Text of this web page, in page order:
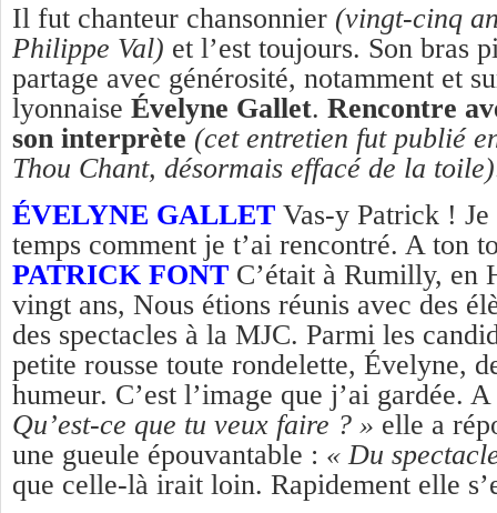
Il fut chanteur chansonnier (vingt-cinq
Philippe Val) et l’est toujours. Son bras
partage avec générosité, notamment et
lyonnaise Évelyne Gallet. Rencontre
son interprète (cet entretien fut publié
Thou Chant, désormais effacé de la toile)
ÉVELYNE GALLET Vas-y Patrick !
temps comment je t’ai rencontré. A ton
PATRICK FONT C’était à Rumilly, en
vingt ans, Nous étions réunis avec des
des spectacles à la MJC. Parmi les
petite rousse toute rondelette, Évelyne,
humeur. C’est l’image que j’ai gardée.
Qu’est-ce que tu veux faire ? » elle a
une gueule épouvantable : « Du
que celle-là irait loin. Rapidement elle